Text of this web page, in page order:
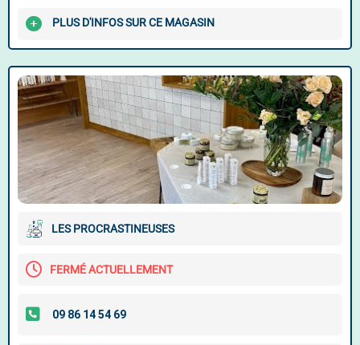
PLUS D'INFOS SUR CE MAGASIN
LES PROCRASTINEUSES
FERMÉ ACTUELLEMENT